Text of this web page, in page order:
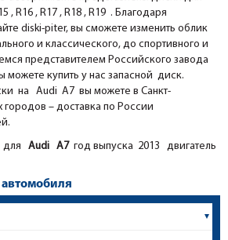
R16 , R17 , R18 , R19 . Благодаря
diski-piter, вы сможете изменить облик
и классического, до спортивного и
представителем Российского завода
можете купить у нас запасной диск.
на Audi A7 вы можете в Санкт-
– доставка по России
Audi A7год выпуска 2013 двигатель